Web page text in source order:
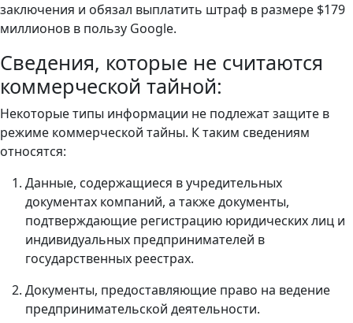
заключения и обязал выплатить штраф в размере $179
миллионов в пользу Google.
Сведения, которые не считаются
коммерческой тайной:
Некоторые типы информации не подлежат защите в
режиме коммерческой тайны. К таким сведениям
относятся:
Данные, содержащиеся в учредительных
документах компаний, а также документы,
подтверждающие регистрацию юридических лиц и
индивидуальных предпринимателей в
государственных реестрах.
Документы, предоставляющие право на ведение
предпринимательской деятельности.